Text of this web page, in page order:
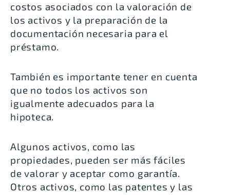
costos asociados con la valoración de
los activos y la preparación de la
documentación necesaria para el
préstamo.
También es importante tener en cuenta
que no todos los activos son
igualmente adecuados para la
hipoteca.
Algunos activos, como las
propiedades, pueden ser más fáciles
de valorar y aceptar como garantía.
Otros activos, como las patentes y las